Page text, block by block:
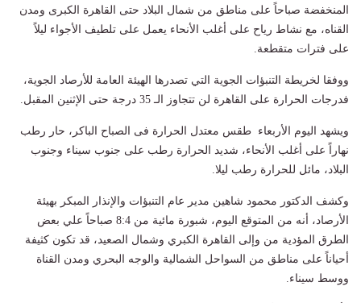
المنخفضة صباحاً على مناطق من شمال البلاد حتى القاهرة الكبرى ومدن
القناه، مع نشاط رياح على أغلب الأنحاء يعمل على تلطيف الأجواء ليلاً
على فترات متقطعة.
ووفقا لخريطة التنبؤات الجوية التي تصدرها الهيئة العامة للأرصاد الجوية،
فدرجات الحرارة على القاهرة لن تتجاوز الـ 35 درجة حتى الإثنين المقبل.
ويشهد اليوم الأربعاء طقس معتدل الحرارة فى الصباح الباكر، حار رطب
نهاراً على أغلب الأنحاء، شديد الحرارة رطب على جنوب سيناء وجنوب
البلاد، مائل للحرارة رطب ليلا.
وكشف الدكتور محمود شاهين مدير عام التنبؤات والإنذار المبكر بهيئة
الأرصاد، أنه من المتوقع اليوم، شبورة مائية من 8:4 صباحاً علي بعض
الطرق المؤدية من وإلى القاهرة الكبري وشمال الصعيد، قد تكون كثيفة
أحياناً على مناطق من السواحل الشمالية والوجه البحري ومدن القناة
ووسط سيناء.